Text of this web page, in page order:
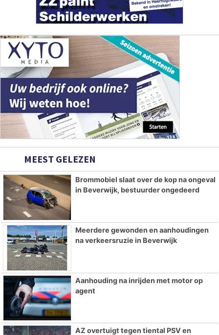
MEEST GELEZEN
Brommobiel slaat over de kop na ongeval
in Beverwijk, bestuurder ongedeerd
Meerdere gewonden en aanhoudingen
na verkeersruzie in Beverwijk
Aanhouding na inrijden met motor op
agent
AZ overtuigt tegen tiental PSV en